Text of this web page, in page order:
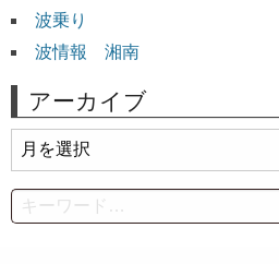
波乗り
波情報 湘南
アーカイブ
ー
カ
イ
Search